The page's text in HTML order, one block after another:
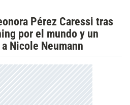
Pérez Caressi tras
por el mundo y un
Nicole Neumann